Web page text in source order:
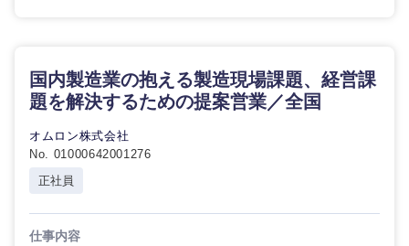
大分県 宮崎県
鹿児島県
国内製造業の抱える製造現場課題、経営課
題を解決するための提案営業／全国
オムロン株式会社
No. 01000642001276
正社員
仕事内容